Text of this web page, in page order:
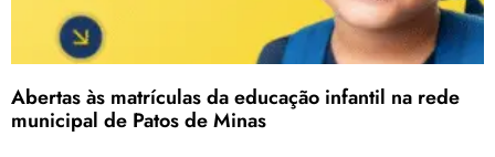
Abertas às matrículas da educação infantil na rede
municipal de Patos de Minas